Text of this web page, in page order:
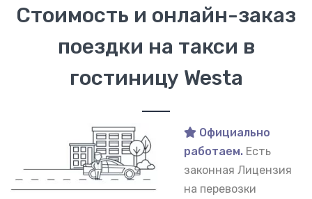
Стоимость и онлайн-заказ
поездки на такси в
гостиницу Westa
Официально
работаем. Есть
законная Лицензия
на перевозки